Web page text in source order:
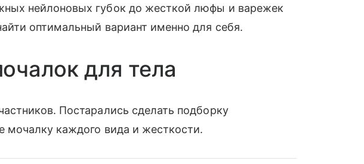
нейлоновых губок до жесткой люфы и варежек
оптимальный вариант именно для себя.
для тела
Постарались сделать подборку
мочалку каждого вида и жесткости.